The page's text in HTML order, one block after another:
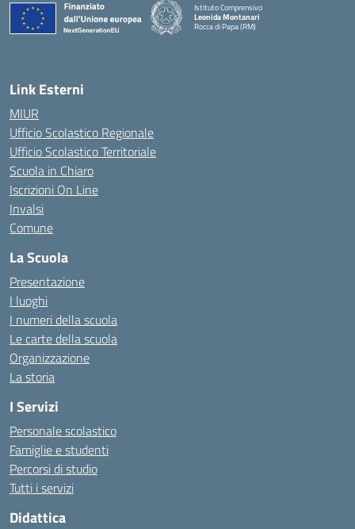
Istituto Comprensivo
Leonida Montanari
Rocca di Papa (RM)
— Visita la pagina iniziale della scuola
Link Esterni
MIUR
Ufficio Scolastico Regionale
Ufficio Scolastico Territoriale
Scuola in Chiaro
Iscrizioni On Line
Invalsi
Comune
La Scuola
Presentazione
I luoghi
I numeri della scuola
Le carte della scuola
Organizzazione
La storia
I Servizi
Personale scolastico
Famiglie e studenti
Percorsi di studio
Tutti i servizi
Didattica